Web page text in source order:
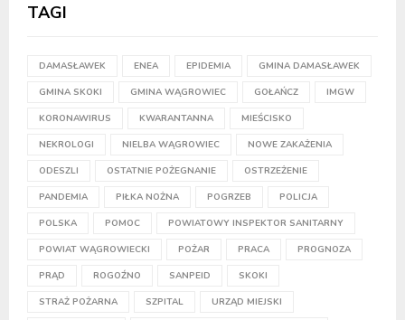
TAGI
DAMASŁAWEK ENEA EPIDEMIA GMINA DAMASŁAWEK
GMINA SKOKI GMINA WĄGROWIEC GOŁAŃCZ IMGW
KORONAWIRUS KWARANTANNA MIEŚCISKO
NEKROLOGI NIELBA WĄGROWIEC NOWE ZAKAŻENIA
ODESZLI OSTATNIE POŻEGNANIE OSTRZEŻENIE
PANDEMIA PIŁKA NOŻNA POGRZEB POLICJA
POLSKA POMOC POWIATOWY INSPEKTOR SANITARNY
POWIAT WĄGROWIECKI POŻAR PRACA PROGNOZA
PRĄD ROGOŹNO SANPEID SKOKI
STRAŻ POŻARNA SZPITAL URZĄD MIEJSKI